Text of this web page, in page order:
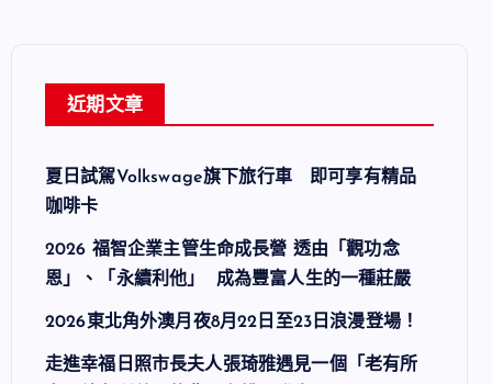
近期文章
夏日試駕Volkswage旗下旅行車 即可享有精品
咖啡卡
2026 福智企業主管生命成長營 透由「觀功念
恩」、「永續利他」 成為豐富人生的一種莊嚴
2026東北角外澳月夜8月22日至23日浪漫登場！
走進幸福日照市長夫人張琦雅遇見一個「老有所